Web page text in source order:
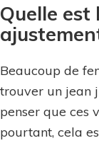
Quelle est
Beaucoup de
trouver un jean
penser que ces
pourtant, cela